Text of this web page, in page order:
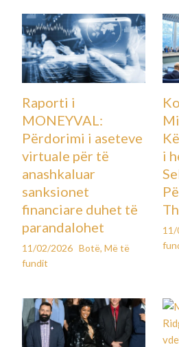
Raporti i
MONEYVAL:
Përdorimi i aseteve
virtuale për të
anashkaluar
sanksionet
financiare duhet të
parandalohet
11/02/2026 Botë,Më të
fundit
i